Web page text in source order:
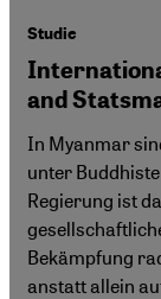
Studie
and
In Myanmar
unter
Regierung ist
Bekämpfung
anstatt allein